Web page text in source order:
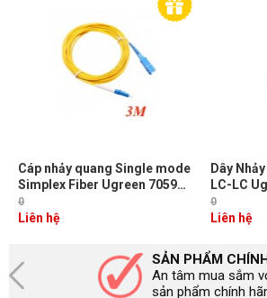
Cáp nhảy quang Single mode
Simplex Fiber Ugreen 70596
Dài 3M đầu LC-SC Màu Vàng
NW217
0
Liên hệ
Dây
LC-LC
Chuẩn
1310/
0
Liên hệ
SẢN PHẨM
An tâm mua sắm
sản phẩm chính